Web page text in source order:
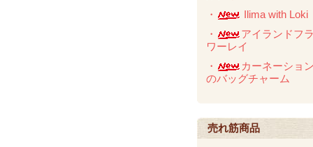
・
Ilima with Loki
・
アイランドフラ
ワーレイ
・
カーネーション
のバッグチャーム
売れ筋商品